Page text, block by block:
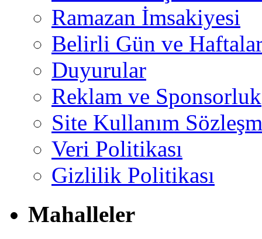
Ramazan İmsakiyesi
Belirli Gün ve
Duyurular
Reklam ve Sponsorluk
Site Kullanım
Veri Politikası
Gizlilik Politikası
Mahalleler